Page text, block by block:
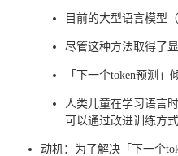
目前的大型语言模型
尽管这种方法取得了
「下一个token预测
人类儿童在学习语言
可以通过改进训练方
动机：为了解决「下一个